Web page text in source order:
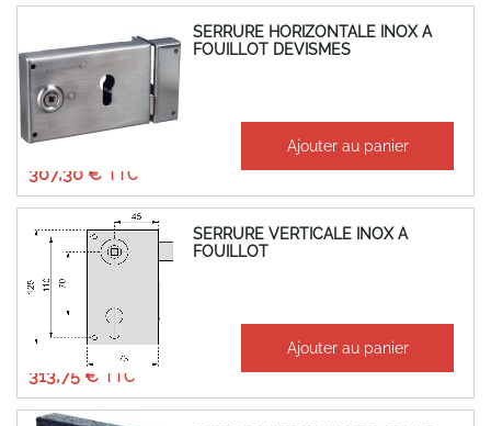
SERRURE HORIZONTALE INOX A
FOUILLOT DEVISMES
À partir de
307,30 €
Ajouter au panier
SERRURE VERTICALE INOX A
FOUILLOT
À partir de
313,75 €
261,46 € Ajouter au panier